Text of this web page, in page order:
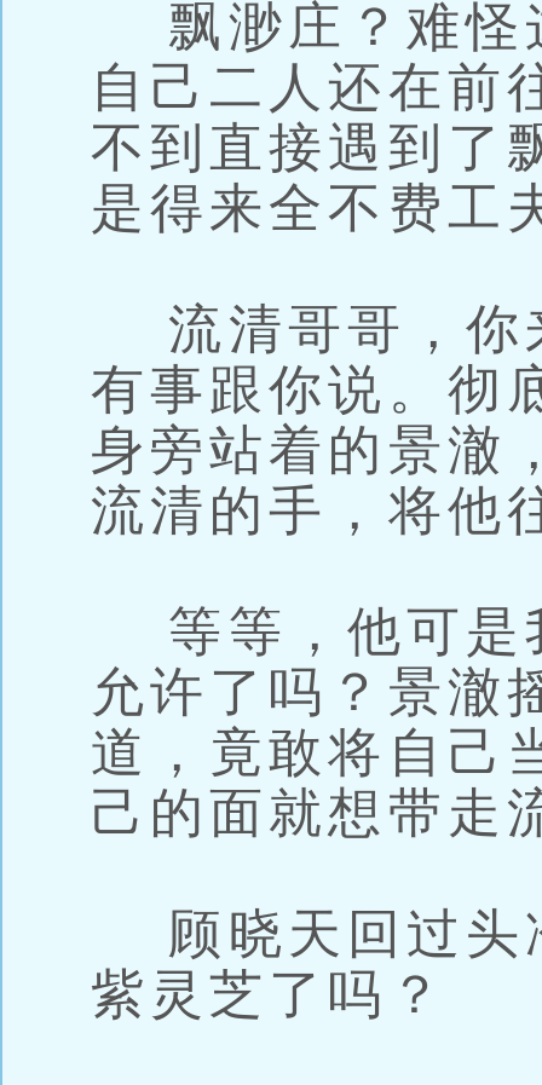
飘渺庄？难怪
自己二人还在前
不到直接遇到了
是得来全不费工
流清哥哥，你
有事跟你说。彻
身旁站着的景澈
流清的手，将他
等等，他可是
允许了吗？景澈
道，竟敢将自己
己的面就想带走
顾晓天回过头
紫灵芝了吗？